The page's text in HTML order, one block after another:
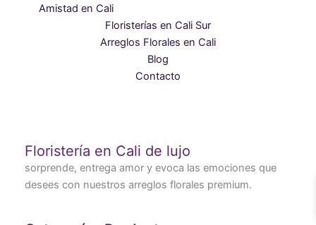
Amistad en Cali
Floristerías en Cali Sur
Arreglos Florales en Cali
Blog
Contacto
Floristería en Cali de lujo
sorprende, entrega amor y evoca las emociones que
desees con nuestros arreglos florales premium.